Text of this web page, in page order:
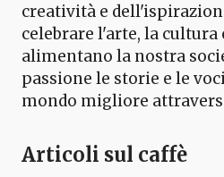
creatività e
celebrare l'arte, la cultura
alimentano la nostra
passione le storie e le
mondo migliore
Articoli sul caffè